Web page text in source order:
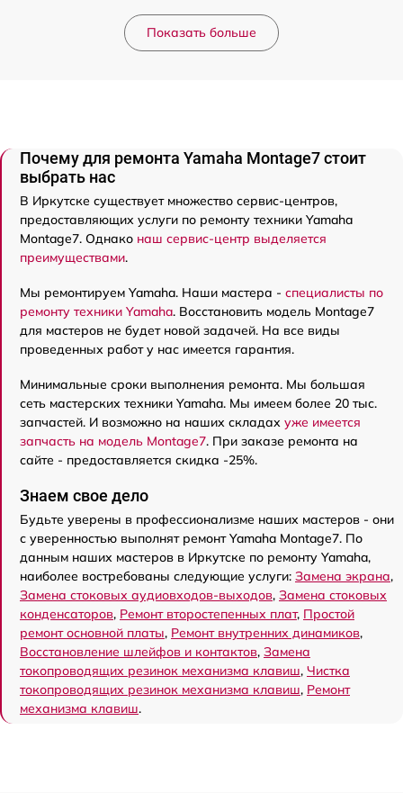
Показать больше
Почему для ремонта Yamaha Montage7 стоит
выбрать нас
В Иркутске существует множество сервис-центров,
предоставляющих услуги по ремонту техники Yamaha
Montage7. Однако наш сервис-центр выделяется
преимуществами.
Мы ремонтируем Yamaha. Наши мастера - специалисты по
ремонту техники Yamaha. Восстановить модель Montage7
для мастеров не будет новой задачей. На все виды
проведенных работ у нас имеется гарантия.
Минимальные сроки выполнения ремонта. Мы большая
сеть мастерских техники Yamaha. Мы имеем более 20 тыс.
запчастей. И возможно на наших складах уже имеется
запчасть на модель Montage7. При заказе ремонта на
сайте - предоставляется скидка -25%.
Знаем свое дело
Будьте уверены в профессионализме наших мастеров - они
с уверенностью выполнят ремонт Yamaha Montage7. По
данным наших мастеров в Иркутске по ремонту Yamaha,
наиболее востребованы следующие услуги: Замена экрана,
Замена стоковых аудиовходов-выходов, Замена стоковых
конденсаторов, Ремонт второстепенных плат, Простой
ремонт основной платы, Ремонт внутренних динамиков,
Восстановление шлейфов и контактов, Замена
токопроводящих резинок механизма клавиш, Чистка
токопроводящих резинок механизма клавиш, Ремонт
механизма клавиш.